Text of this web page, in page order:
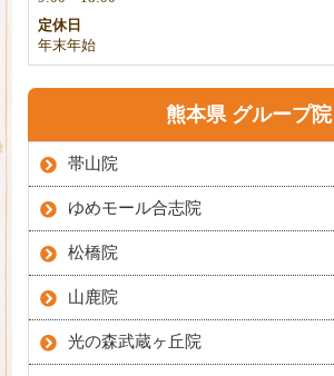
定休日
年末年始
熊本県 グループ院
帯山院
ゆめモール合志院
松橋院
山鹿院
光の森武蔵ヶ丘院